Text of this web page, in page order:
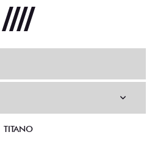
TITANO